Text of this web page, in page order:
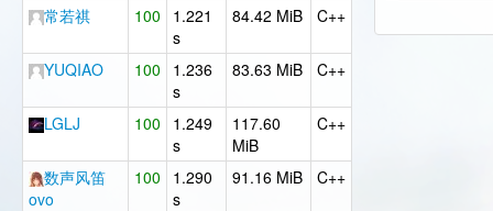
常若祺 100
1.221
s
84.42 MiB C++
YUQIAO 100
1.236
s
83.63 MiB C++
LGLJ 100
1.249
s
117.60
MiB
C++
数声风笛
ovo
100
1.290
s
91.16 MiB C++